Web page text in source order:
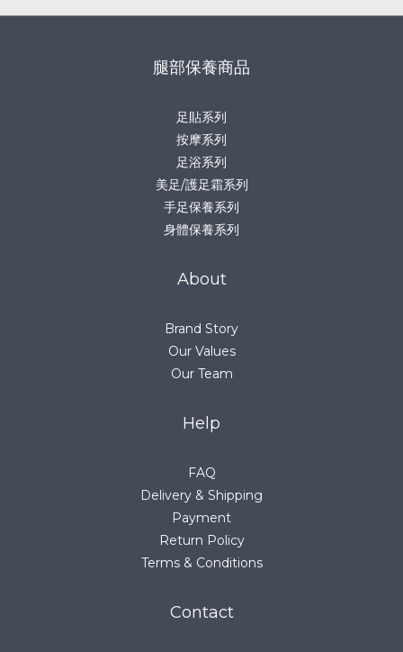
腿部保養商品
足貼系列
按摩系列
足浴系列
美足/護足霜系列
手足保養系列
身體保養系列
About
Brand Story
Our Values
Our Team
Help
FAQ
Delivery & Shipping
Payment
Return Policy
Terms & Conditions
Contact